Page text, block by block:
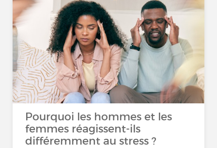
Pourquoi les hommes et les
femmes réagissent-ils
différemment au stress ?